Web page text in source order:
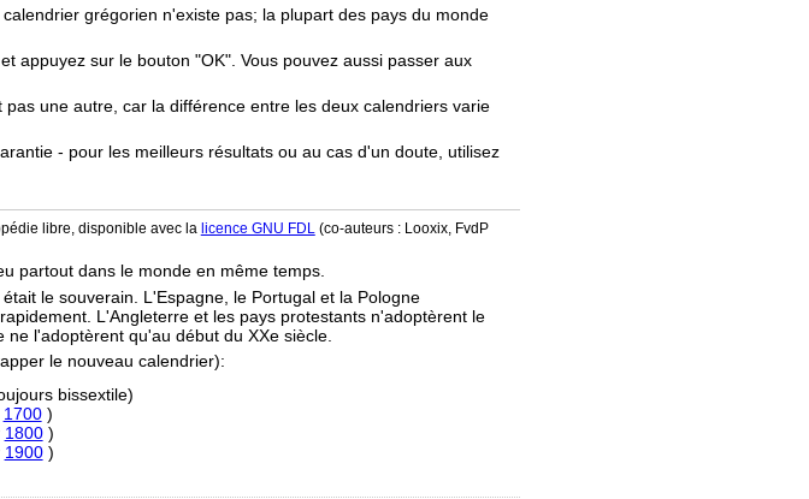
calendrier grégorien n'existe pas; la plupart des pays du monde
appuyez sur le bouton "OK". Vous pouvez aussi passer aux
une autre, car la différence entre les deux calendriers varie
- pour les meilleurs résultats ou au cas d'un doute, utilisez
libre, disponible avec la licence GNU FDL(co-auteurs : Looxix, FvdP
partout dans le monde en même temps.
le souverain. L'Espagne, le Portugal et la Pologne
L'Angleterre et les pays protestants n'adoptèrent le
l'adoptèrent qu'au début du XXe siècle.
le nouveau calendrier):
bissextile)
1700)
1800)
1900)